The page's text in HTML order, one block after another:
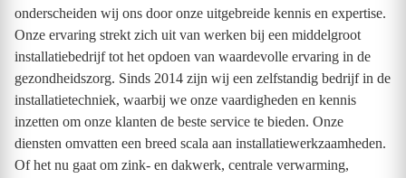
onderscheiden wij ons door onze uitgebreide kennis en expertise.
Onze ervaring strekt zich uit van werken bij een middelgroot
installatiebedrijf tot het opdoen van waardevolle ervaring in de
gezondheidszorg. Sinds 2014 zijn wij een zelfstandig bedrijf in de
installatietechniek, waarbij we onze vaardigheden en kennis
inzetten om onze klanten de beste service te bieden. Onze
diensten omvatten een breed scala aan installatiewerkzaamheden.
Of het nu gaat om zink- en dakwerk, centrale verwarming,